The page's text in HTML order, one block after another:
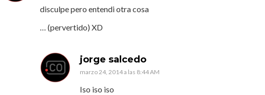
disculpe pero entendi otra cosa
… (pervertido) XD
jorge salcedo
marzo 24, 2014 a las 8:44 AM
Iso iso iso